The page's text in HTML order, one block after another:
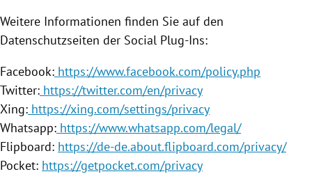
Weitere Informationen finden Sie auf den
Datenschutzseiten der Social Plug-Ins:
Facebook: https://www.facebook.com/policy.php
Twitter: https://twitter.com/en/privacy
Xing: https://xing.com/settings/privacy
Whatsapp: https://www.whatsapp.com/legal/
Flipboard: https://de-de.about.flipboard.com/privacy/
Pocket: https://getpocket.com/privacy